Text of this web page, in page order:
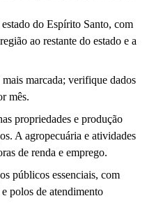
do Espírito Santo, com
ao restante do estado e a
marcada; verifique dados
mês.
propriedades e produção
A agropecuária e atividades
de renda e emprego.
públicos essenciais, com
polos de atendimento